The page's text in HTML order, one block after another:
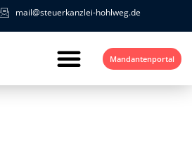
mail@steuerkanzlei-hohlweg.de
Mandantenportal